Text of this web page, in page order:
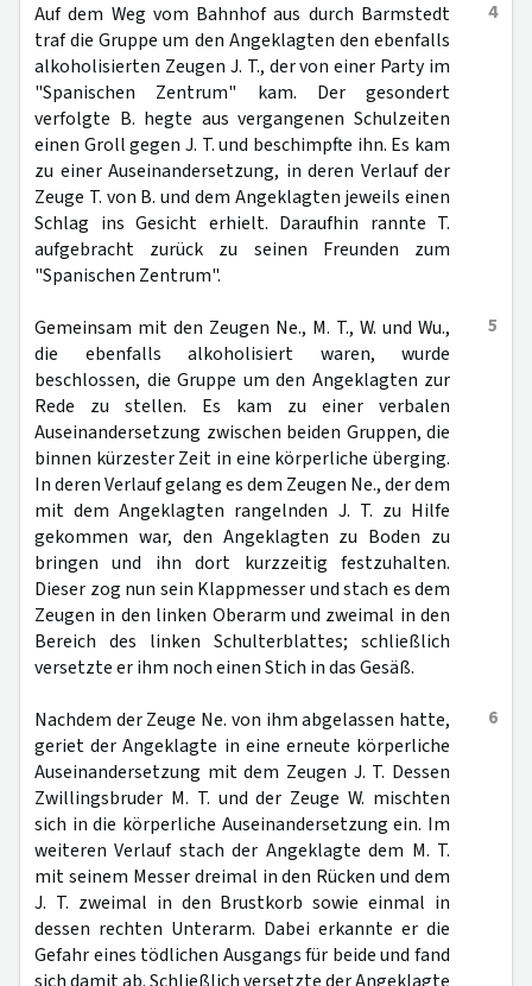
4
Auf dem Weg vom Bahnhof aus durch Barmstedt
traf die Gruppe um den Angeklagten den ebenfalls
alkoholisierten Zeugen J. T., der von einer Party im
"Spanischen Zentrum" kam. Der gesondert
verfolgte B. hegte aus vergangenen Schulzeiten
einen Groll gegen J. T. und beschimpfte ihn. Es kam
zu einer Auseinandersetzung, in deren Verlauf der
Zeuge T. von B. und dem Angeklagten jeweils einen
Schlag ins Gesicht erhielt. Daraufhin rannte T.
aufgebracht zurück zu seinen Freunden zum
"Spanischen Zentrum".
5
Gemeinsam mit den Zeugen Ne., M. T., W. und Wu.,
die ebenfalls alkoholisiert waren, wurde
beschlossen, die Gruppe um den Angeklagten zur
Rede zu stellen. Es kam zu einer verbalen
Auseinandersetzung zwischen beiden Gruppen, die
binnen kürzester Zeit in eine körperliche überging.
In deren Verlauf gelang es dem Zeugen Ne., der dem
mit dem Angeklagten rangelnden J. T. zu Hilfe
gekommen war, den Angeklagten zu Boden zu
bringen und ihn dort kurzzeitig festzuhalten.
Dieser zog nun sein Klappmesser und stach es dem
Zeugen in den linken Oberarm und zweimal in den
Bereich des linken Schulterblattes; schließlich
versetzte er ihm noch einen Stich in das Gesäß.
6
Nachdem der Zeuge Ne. von ihm abgelassen hatte,
geriet der Angeklagte in eine erneute körperliche
Auseinandersetzung mit dem Zeugen J. T. Dessen
Zwillingsbruder M. T. und der Zeuge W. mischten
sich in die körperliche Auseinandersetzung ein. Im
weiteren Verlauf stach der Angeklagte dem M. T.
mit seinem Messer dreimal in den Rücken und dem
J. T. zweimal in den Brustkorb sowie einmal in
dessen rechten Unterarm. Dabei erkannte er die
Gefahr eines tödlichen Ausgangs für beide und fand